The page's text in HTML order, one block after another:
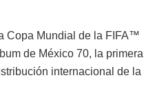
Copa Mundial de la FIFA™
de México 70, la primera
internacional de la